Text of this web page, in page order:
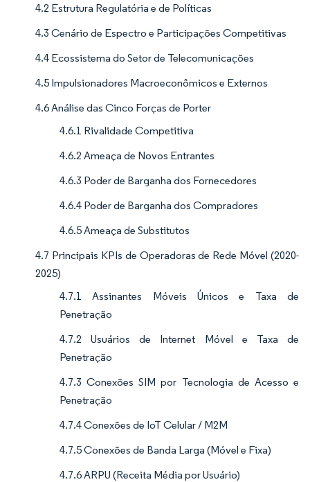
4.2 Estrutura Regulatória e de Políticas
4.3 Cenário de Espectro e Participações Competitivas
4.4 Ecossistema do Setor de Telecomunicações
4.5 Impulsionadores Macroeconômicos e Externos
4.6 Análise das Cinco Forças de Porter
4.6.1 Rivalidade Competitiva
4.6.2 Ameaça de Novos Entrantes
4.6.3 Poder de Barganha dos Fornecedores
4.6.4 Poder de Barganha dos Compradores
4.6.5 Ameaça de Substitutos
4.7 Principais KPIs de Operadoras de Rede Móvel (2020-
2025)
4.7.1 Assinantes Móveis Únicos e Taxa de
Penetração
4.7.2 Usuários de Internet Móvel e Taxa de
Penetração
4.7.3 Conexões SIM por Tecnologia de Acesso e
Penetração
4.7.4 Conexões de IoT Celular / M2M
4.7.5 Conexões de Banda Larga (Móvel e Fixa)
4.7.6 ARPU (Receita Média por Usuário)